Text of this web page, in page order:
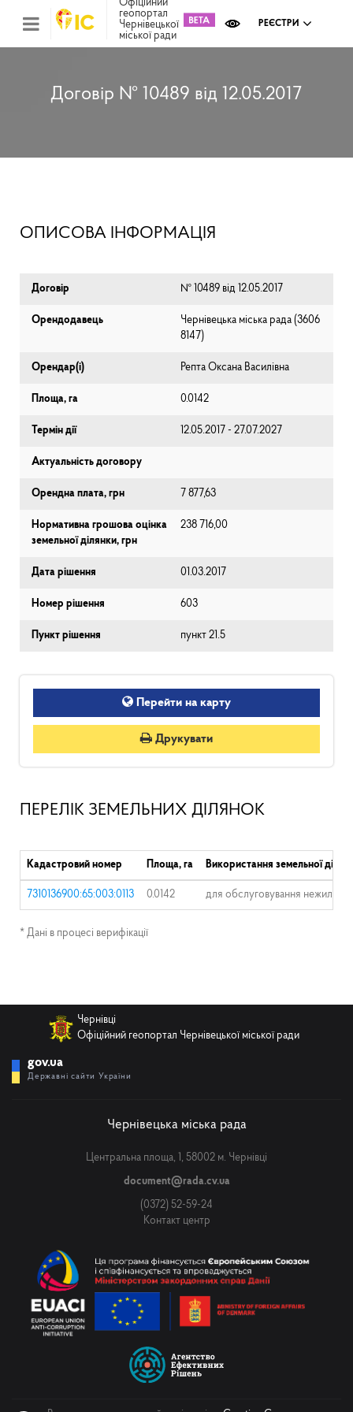
Офіційний
геопортал
Чернівецької
міської ради
РЕЄСТРИ
Договір № 10489 від 12.05.2017
ОПИСОВА ІНФОРМАЦІЯ
Договір № 10489 від 12.05.2017
Орендодавець
Чернівецька міська рада (⁨3606
8147⁩)
Орендар(і) Репта Оксана Василівна
Площа, га 0.0142
Термін дії 12.05.2017 - 27.07.2027
Актуальність договору
Орендна плата, грн 7 877,63
Нормативна грошова оцінка
земельної ділянки, грн
238 716,00
Дата рішення 01.03.2017
Номер рішення 603
Пункт рішення пункт 21.5
Перейти на карту
Друкувати
ПЕРЕЛІК ЗЕМЕЛЬНИХ ДІЛЯНОК
Кадастровий номер Площа, га Використання земельної
7310136900:65:003:0113 0.0142 для обслуговування нежилої
* Дані в процесі верифікації
Чернівці
Офіційний геопортал Чернівецької міської ради
gov.ua
Державні сайти України
Чернівецька міська рада
Центральна площа, 1, 58002 м. Чернівці
document@rada.cv.ua
(0372) 52-59-24
Контакт центр